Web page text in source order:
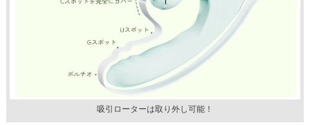
吸引ローターは取り外し可能！